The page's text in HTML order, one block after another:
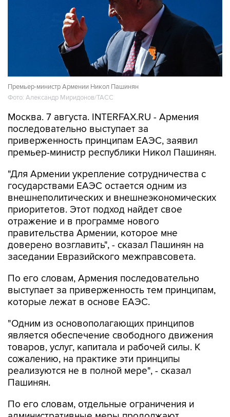
Премьер-министр Армении Никол Пашинян
Фото: Александр Миридонов/ТАСС
Москва. 7 августа. INTERFAX.RU - Армения
последовательно выступает за
приверженность принципам ЕАЭС, заявил
премьер-министр республики Никол Пашинян.
"Для Армении укрепление сотрудничества с
государствами ЕАЭС остается одним из
внешнеполитических и внешнеэкономических
приоритетов. Этот подход найдет свое
отражение и в программе нового
правительства Армении, которое мне
доверено возглавить", - сказал Пашинян на
заседании Евразийского межправсовета.
По его словам, Армения последовательно
выступает за приверженность тем принципам,
которые лежат в основе ЕАЭС.
"Одним из основополагающих принципов
является обеспечение свободного движения
товаров, услуг, капитала и рабочей силы. К
сожалению, на практике эти принципы
реализуются не в полной мере", - сказал
Пашинян.
По его словам, отдельные ограничения и